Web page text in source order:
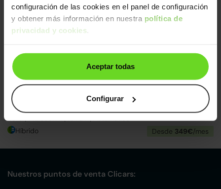
configuración de las cookies en el panel de configuración
y obtener más información en nuestra política de
privacidad y cookies.
Aceptar todas
Configurar
Lexus UX
250h Business 2WD
2019 | 142.330km | 184CV | Automático
18.990€
Híbrido Desde 349€/mes
Nuestros puntos de venta Clicars: